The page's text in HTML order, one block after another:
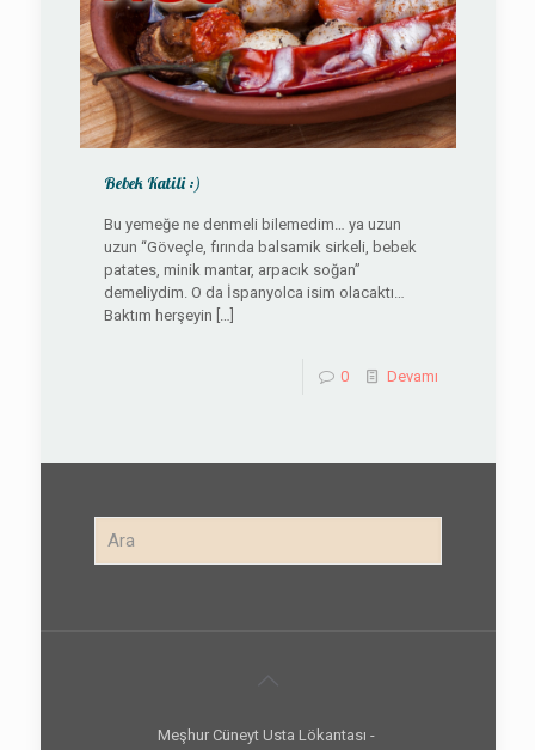
Bebek Katili :)
Bu yemeğe ne denmeli bilemedim… ya uzun
uzun “Göveçle, fırında balsamik sirkeli, bebek
patates, minik mantar, arpacık soğan”
demeliydim. O da İspanyolca isim olacaktı…
Baktım herşeyin […]
0 Devamı
Meşhur Cüneyt Usta Lökantası -